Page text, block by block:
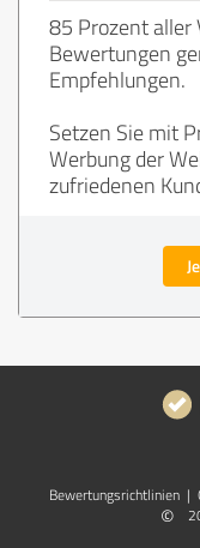
85 Prozent aller
Bewertungen
Empfehlungen.
Setzen Sie mit
Werbung der
zufriedenen
Bewertungs­richtlinien |
©